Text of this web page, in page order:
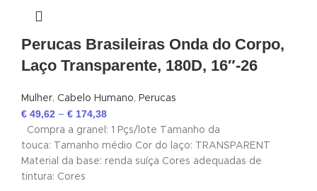
Perucas Brasileiras Onda do Corpo,
Laço Transparente, 180D, 16″-26
Mulher, Cabelo Humano, Perucas
€ 49,62 – € 174,38
Compra a granel: 1 Pçs/lote Tamanho da
touca: Tamanho médio Cor do laço: TRANSPARENT
Material da base: renda suíça Cores adequadas de
tintura: Cores